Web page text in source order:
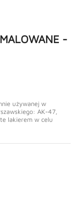
-
używanej w
AK-47,
lakierem w celu